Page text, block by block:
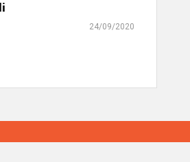
24/09/2020